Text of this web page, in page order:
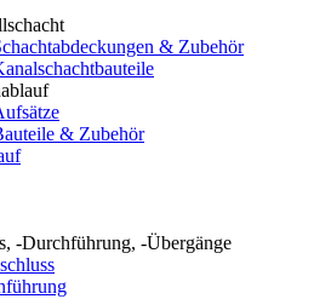
& Zubehör
& Zubehör
-Durchführung, -Übergänge